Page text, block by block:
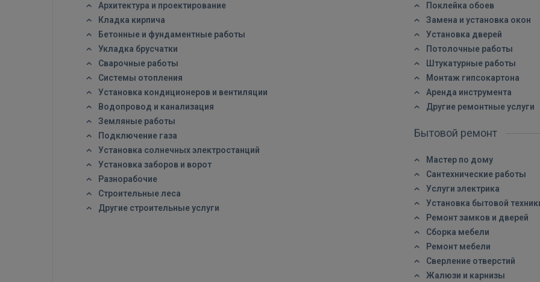
Архитектура и проектирование
Кладка кирпича
Бетонные и фундаментные работы
Укладка брусчатки
Сварочные работы
Системы отопления
Установка кондиционеров и вентиляции
Водопровод и канализация
Земляные работы
Подключение газа
Установка солнечных электростанций
Установка заборов и ворот
Разнорабочие
Строительные леса
Другие строительные услуги
Поклейка обоев
Замена и установка окон
Установка дверей
Потолочные работы
Штукатурные работы
Монтаж гипсокартона
Аренда инструмента
Другие ремонтные услуги
Бытовой ремонт
Мастер по дому
Сантехнические работы
Услуги электрика
Установка бытовой
Ремонт замков и дверей
Сборка мебели
Ремонт мебели
Сверление отверстий
Жалюзи и карнизы